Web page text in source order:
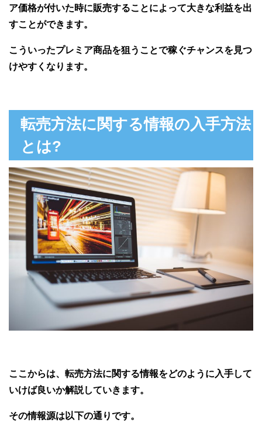
ア価格が付いた時に販売することによって大きな利益を出
すことができます。
こういったプレミア商品を狙うことで稼ぐチャンスを見つ
けやすくなります。
転売方法に関する情報の入手方法
とは?
ここからは、転売方法に関する情報をどのように入手して
いけば良いか解説していきます。
その情報源は以下の通りです。